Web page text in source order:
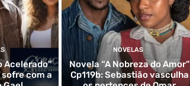
Acelerado”
sofre com a
NOVELAS
Novela “A Nobreza do Amor”
Cp119b: Sebastião vasculha